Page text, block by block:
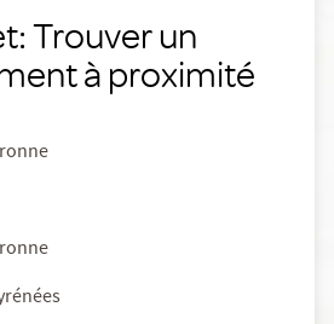
Trouver un
à proximité